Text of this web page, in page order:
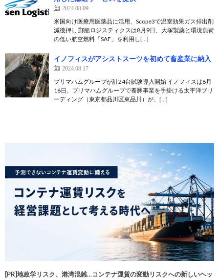
2024.08.09
米国向け医療用医薬品に活用、Scope3で温室効果ガス排出削
減後押し 郵船ロジスティクスは8月9日、大塚製薬と環境負荷
の低い航空燃料「SAF」を利用し[…]
イノフィスがアシストスーツを初めて畜産業に納入
2024.08.17
プリマハムグループが計24台試験導入開始 イノフィスは8月
16日、プリマハムグループで養豚事業を手掛ける太平洋ブリ
ーディング（東京都品川区東品川）が、[…]
[PR]地政学リスク、港湾混雑…コンテナ運賃の変動リスクへの新しいヘッ